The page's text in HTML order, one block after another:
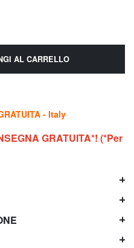
AL CARRELLO
- Italy
GRATUITA*! (*Per